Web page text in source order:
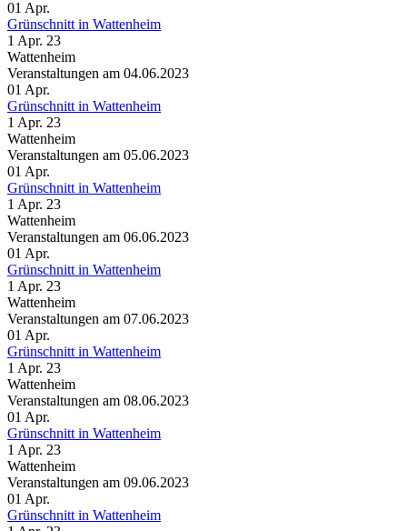
01 Apr.
Grünschnitt in Wattenheim
1 Apr. 23
Wattenheim
Veranstaltungen am 04.06.2023
01 Apr.
Grünschnitt in Wattenheim
1 Apr. 23
Wattenheim
Veranstaltungen am 05.06.2023
01 Apr.
Grünschnitt in Wattenheim
1 Apr. 23
Wattenheim
Veranstaltungen am 06.06.2023
01 Apr.
Grünschnitt in Wattenheim
1 Apr. 23
Wattenheim
Veranstaltungen am 07.06.2023
01 Apr.
Grünschnitt in Wattenheim
1 Apr. 23
Wattenheim
Veranstaltungen am 08.06.2023
01 Apr.
Grünschnitt in Wattenheim
1 Apr. 23
Wattenheim
Veranstaltungen am 09.06.2023
01 Apr.
Grünschnitt in Wattenheim